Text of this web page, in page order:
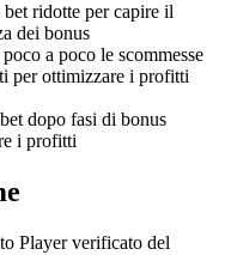
ridotte per capire il
dei bonus
a poco le scommesse
per ottimizzare i profitti
dopo fasi di bonus
i profitti
Player verificato del